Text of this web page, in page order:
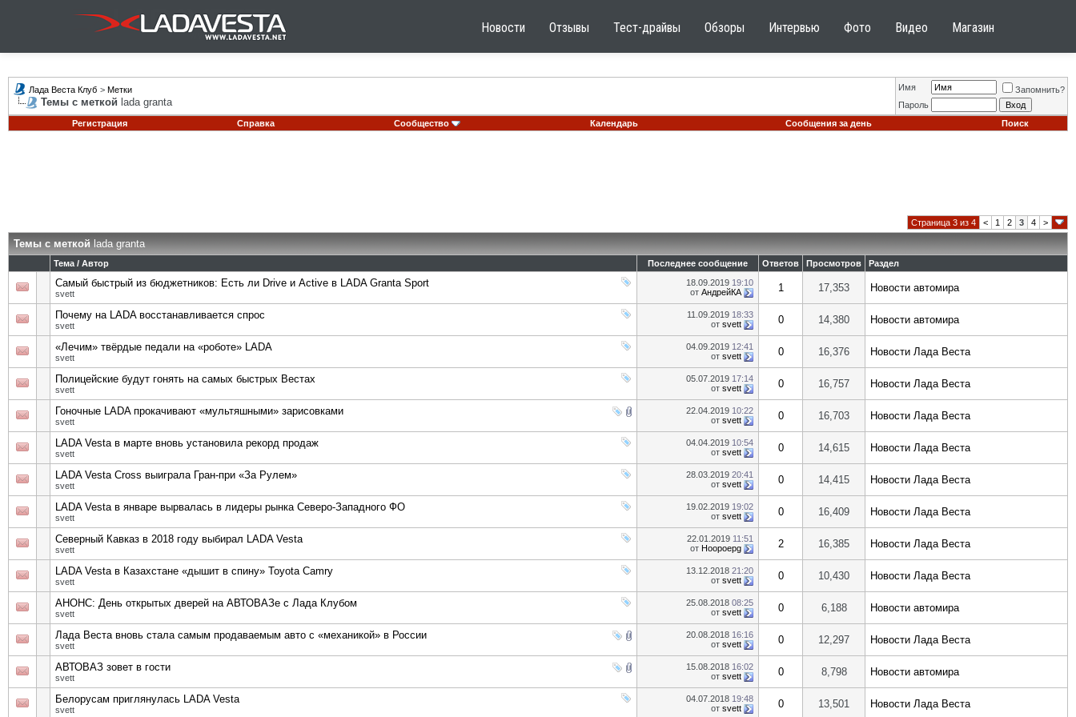
Новости Отзывы Тест-драйвы Обзоры Интервью Фото Видео Магазин
Лада Веста Клуб > Метки
Темы с меткой lada granta
Имя
Запомнить?
Пароль
Регистрация
Справка Сообщество Календарь Сообщения за день Поиск
Страница 3 из 4 < 1 2 3 4 >
Темы с меткой lada granta
Тема / Автор Последнее сообщение Ответов Просмотров Раздел
Самый быстрый из бюджетников: Есть ли Drive и Active в LADA Granta Sport
svett
18.09.2019 19:10
от АндрейКА 1 17,353 Новости автомира
Почему на LADA восстанавливается спрос
svett
11.09.2019 18:33
от svett 0 14,380 Новости автомира
«Лечим» твёрдые педали на «роботе» LADA
svett
04.09.2019 12:41
от svett 0 16,376 Новости Лада Веста
Полицейские будут гонять на самых быстрых Вестах
svett
05.07.2019 17:14
от svett 0 16,757 Новости Лада Веста
Гоночные LADA прокачивают «мультяшными» зарисовками
svett
22.04.2019 10:22
от svett 0 16,703 Новости Лада Веста
LADA Vesta в марте вновь установила рекорд продаж
svett
04.04.2019 10:54
от svett 0 14,615 Новости Лада Веста
LADA Vesta Cross выиграла Гран-при «За Рулем»
svett
28.03.2019 20:41
от svett 0 14,415 Новости Лада Веста
LADA Vesta в январе вырвалась в лидеры рынка Северо-Западного ФО
svett
19.02.2019 19:02
от svett 0 16,409 Новости Лада Веста
Северный Кавказ в 2018 году выбирал LADA Vesta
svett
22.01.2019 11:51
от Hoopoepg 2 16,385 Новости Лада Веста
LADA Vesta в Казахстане «дышит в спину» Toyota Camry
svett
13.12.2018 21:20
от svett 0 10,430 Новости Лада Веста
АНОНС: День открытых дверей на АВТОВАЗе с Лада Клубом
svett
25.08.2018 08:25
от svett 0 6,188 Новости автомира
Лада Веста вновь стала самым продаваемым авто с «механикой» в России
svett
20.08.2018 16:16
от svett 0 12,297 Новости Лада Веста
АВТОВАЗ зовет в гости
svett
15.08.2018 16:02
от svett 0 8,798 Новости автомира
Белорусам приглянулась LADA Vesta
svett
04.07.2018 19:48
от svett 0 13,501 Новости Лада Веста